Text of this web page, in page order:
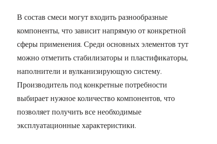
В состав смеси могут входить разнообразные
компоненты, что зависит напрямую от конкретной
сферы применения. Среди основных элементов тут
можно отметить стабилизаторы и пластификаторы,
наполнители и вулканизирующую систему.
Производитель под конкретные потребности
выбирает нужное количество компонентов, что
позволяет получить все необходимые
эксплуатационные характеристики.